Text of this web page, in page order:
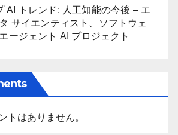
AI トレンド: 人工知能の今後 – エ
サイエンティスト、ソフトウェ
ージェント AI プロジェクト
トはありません。